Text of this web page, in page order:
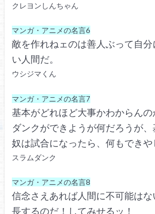
クレヨンしんちゃん
マンガ・アニメの名言6
敵を作れねェのは善人ぶって自
い人間だ。
ウシジマくん
マンガ・アニメの名言7
基本がどれほど大事かわからんの
ダンクができようが何だろうが
奴は試合になったら、何もでき
スラムダンク
マンガ・アニメの名言8
信念さえあれば人間に不可能は
長するのだ！してみせるッ！